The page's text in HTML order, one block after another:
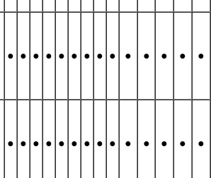
● ● ● ● ● ● ● ● ● ● ● ● ● ●
● ● ● ● ● ● ● ● ● ● ● ● ● ●